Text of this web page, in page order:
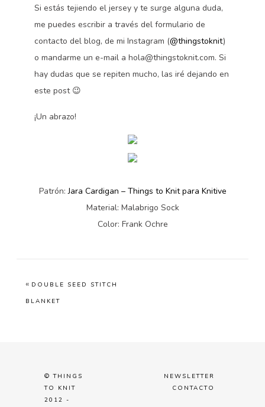
Si estás tejiendo el jersey y te surge alguna duda,
me puedes escribir a través del formulario de
contacto del blog, de mi Instagram (@thingstoknit)
o mandarme un e-mail a hola@thingstoknit.com. Si
hay dudas que se repiten mucho, las iré dejando en
este post 😉
¡Un abrazo!
Patrón:Jara Cardigan – Things to Knit para Knitive
Material: Malabrigo Sock
Color: Frank Ochre
« DOUBLE SEED STITCH
BLANKET
© THINGS
TO KNIT
2012 -
NEWSLETTER
CONTACTO